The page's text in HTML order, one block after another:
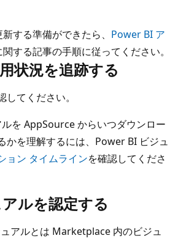
する準備ができたら、 Power BI ア
関する記事の手順に従ってください。
状況を追跡する
してください。
を AppSource からいつダウンロー
かを理解するには、Power BI ビジュ
ョン タイムラインを確認してくださ
ルを認定する
アルとは Marketplace 内のビジュ